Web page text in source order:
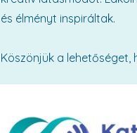
és élményt inspiráltak.
Köszönjük a lehetőséget,